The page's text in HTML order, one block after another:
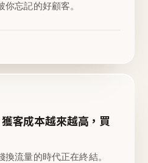
忘記的好顧客。
客成本越來越高，買
流量的時代正在終結。